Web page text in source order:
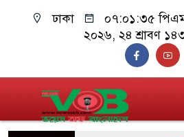
ঢাকা ০৭:০১:৩৬
২০২৬, ২৪ শ্রাবণ